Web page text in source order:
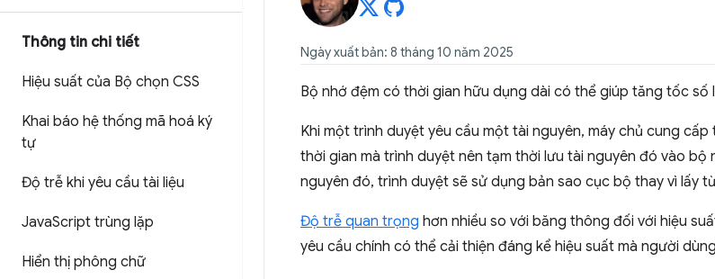
Thông tin chi tiết
Hiệu suất của Bộ chọn CSS
Khai báo hệ thống mã hoá ký
tự
Độ trễ khi yêu cầu tài liệu
JavaScript trùng lặp
Hiển thị phông chữ
Ngày xuất bản: 8 tháng 10 năm 2025
Bộ nhớ đệm có thời gian hữu dụng dài có thể giúp tăng tốc
Khi một trình duyệt yêu cầu một tài nguyên, máy chủ cung
thời gian mà trình duyệt nên tạm thời lưu tài nguyên đó vào
nguyên đó, trình duyệt sẽ sử dụng bản sao cục bộ thay vì lấy
Độ trễ quan trọng hơn nhiều so với băng thông đối với hiệu
yêu cầu chính có thể cải thiện đáng kể hiệu suất mà người